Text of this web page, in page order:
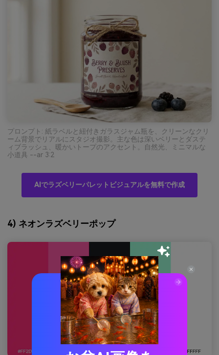
プロンプト: 紙ラベルと紐付きガラスジャム瓶を、クリーンなクリ
ーム背景でリアルにスタジオ撮影。主な色は深いベリーとダステ
ィブラッシュ、暖かいトープのアクセント。自然光、ミニマルな
小道具 --ar 3:2
AIでラズベリーパレットビジュアルを無料で作成
4) ネオンラズベリーポップ